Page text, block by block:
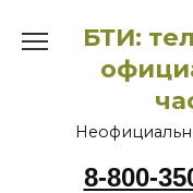
содержанию
БТИ:
8-800-